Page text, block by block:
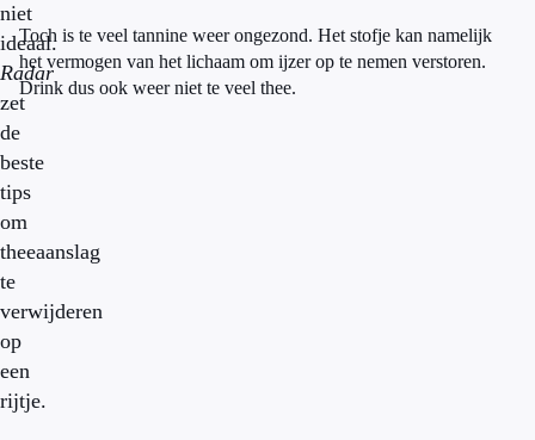
niet
ideaal.
Radar
zet
de
beste
tips
om
theeaanslag
te
verwijderen
op
een
rijtje.
Toch is te veel tannine weer ongezond. Het stofje kan namelijk
het vermogen van het lichaam om ijzer op te nemen verstoren.
Drink dus ook weer niet te veel thee.